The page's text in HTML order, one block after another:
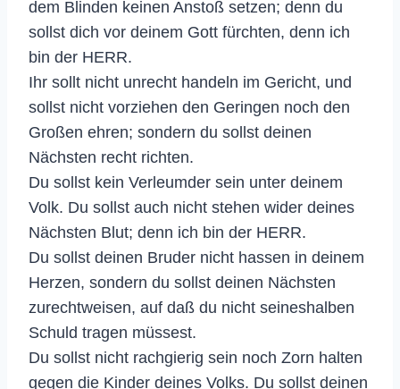
dem Blinden keinen Anstoß setzen; denn du
sollst dich vor deinem Gott fürchten, denn ich
bin der HERR.
Ihr sollt nicht unrecht handeln im Gericht, und
sollst nicht vorziehen den Geringen noch den
Großen ehren; sondern du sollst deinen
Nächsten recht richten.
Du sollst kein Verleumder sein unter deinem
Volk. Du sollst auch nicht stehen wider deines
Nächsten Blut; denn ich bin der HERR.
Du sollst deinen Bruder nicht hassen in deinem
Herzen, sondern du sollst deinen Nächsten
zurechtweisen, auf daß du nicht seineshalben
Schuld tragen müssest.
Du sollst nicht rachgierig sein noch Zorn halten
gegen die Kinder deines Volks. Du sollst deinen